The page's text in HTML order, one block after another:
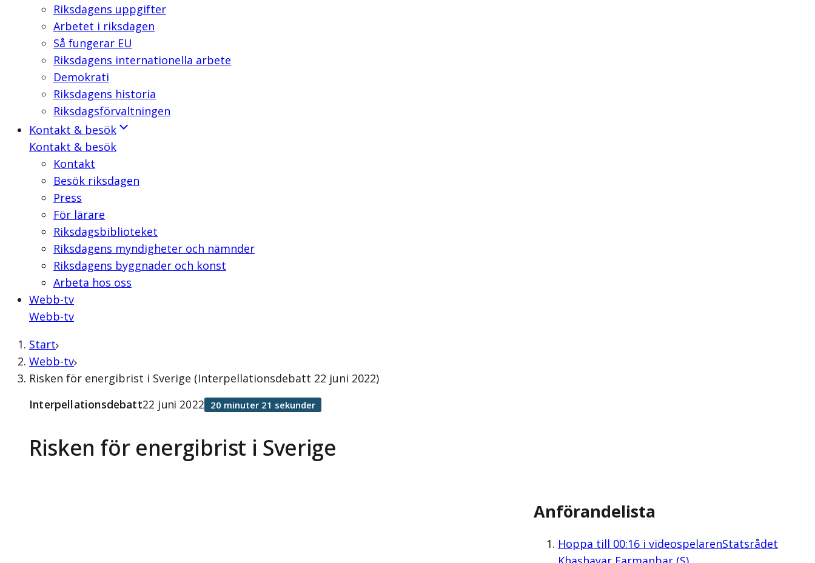
Riksdagens uppgifter
Arbetet i riksdagen
Så fungerar EU
Riksdagens internationella arbete
Demokrati
Riksdagens historia
Riksdagsförvaltningen
Kontakt & besök
Kontakt & besök
Kontakt
Besök riksdagen
Press
För lärare
Riksdagsbiblioteket
Riksdagens myndigheter och nämnder
Riksdagens byggnader och konst
Arbeta hos oss
Webb-tv
Webb-tv
Start
Webb-tv
Risken för energibrist i Sverige (Interpellationsdebatt 22 juni 2022)
Risken för energibrist i Sverige
Interpellationsdebatt22 juni 2022 20 minuter 21 sekunder
Anförandelista
Hoppa till 00:16i videospelarenStatsrådet